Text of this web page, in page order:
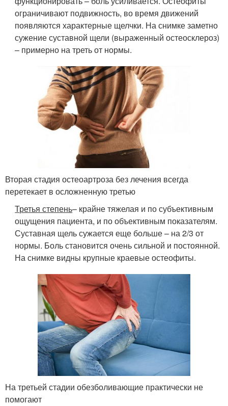
ограничивают подвижность, во время движений
появляются характерные щелчки. На снимке заметно
сужение суставной щели (выраженный остеосклероз)
– примерно на треть от нормы.
Вторая стадия остеоартроза без лечения всегда
перетекает в осложненную третью
Третья степень– крайне тяжелая и по субъективным
ощущения пациента, и по объективным показателям.
Суставная щель сужается еще больше – на 2/3 от
нормы. Боль становится очень сильной и постоянной.
На снимке видны крупные краевые остеофиты.
На третьей стадии обезболивающие практически не
помогают